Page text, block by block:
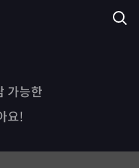
가능한
요!